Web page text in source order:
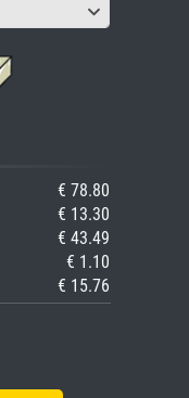
€ 78.80
€ 13.30
€ 43.49
€ 1.10
€ 15.76